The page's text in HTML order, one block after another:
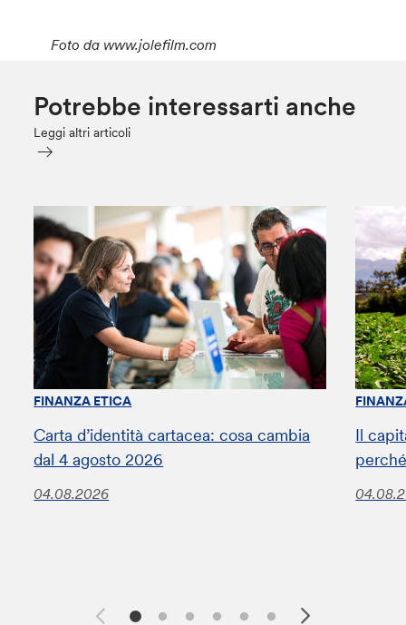
Foto da www.jolefilm.com
Potrebbe interessarti anche
Leggi altri articoli
FINANZA ETICA
Carta d’identità cartacea: cosa cambia
dal 4 agosto 2026
04.08.2026
Il